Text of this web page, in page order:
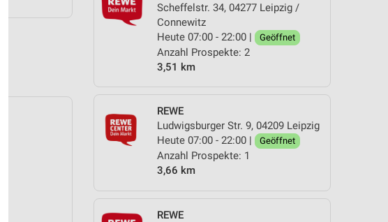
Scheffelstr. 34, 04277 Leipzig /
Connewitz
Heute 07:00 - 22:00 |
Geöffnet
Anzahl Prospekte: 2
3,51 km
REWE
Ludwigsburger Str. 9, 04209 Leipzig
Heute 07:00 - 22:00 |
Geöffnet
Anzahl Prospekte: 1
3,66 km
REWE